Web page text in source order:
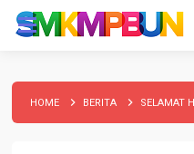
HOME BERITA SELAMAT